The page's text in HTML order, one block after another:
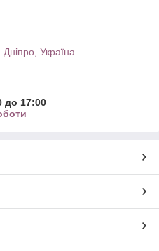
Україна
до 17:00